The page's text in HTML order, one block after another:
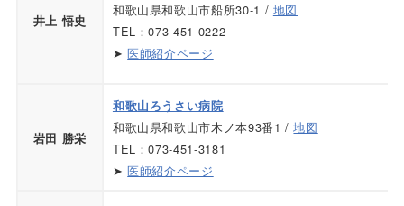
井上 悟史
和歌山県和歌山市船所30-1 / 地図
TEL：073-451-0222
➤医師紹介ページ
岩田 勝栄
和歌山ろうさい病院
和歌山県和歌山市木ノ本93番1 /地図
TEL：073-451-3181
➤医師紹介ページ